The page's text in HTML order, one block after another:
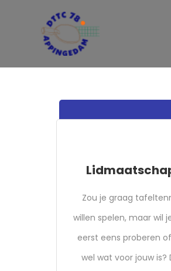
Zou je graag
willen spelen, maar wil
eerst eens proberen
wel wat voor jouw is?